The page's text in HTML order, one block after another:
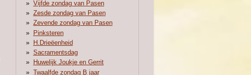
Vijfde zondag van Pasen
Zesde zondag van Pasen
Zevende zondag van Pasen
Pinksteren
H.Drieëenheid
Sacramentsdag
Huwelijk Joukje en Gerrit
Twaalfde zondag B jaar